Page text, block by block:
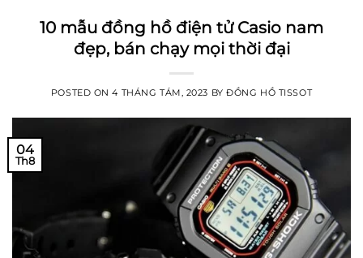
10 mẫu đồng hồ điện tử Casio nam
đẹp, bán chạy mọi thời đại
POSTED ON4 THÁNG TÁM, 2023 BYĐỒNG HỒ TISSOT
04
Th8